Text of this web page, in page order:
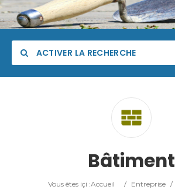
ACTIVER LA RECHERCHE
Bâtiment
Vous êtes içi :Accueil / Entreprise /